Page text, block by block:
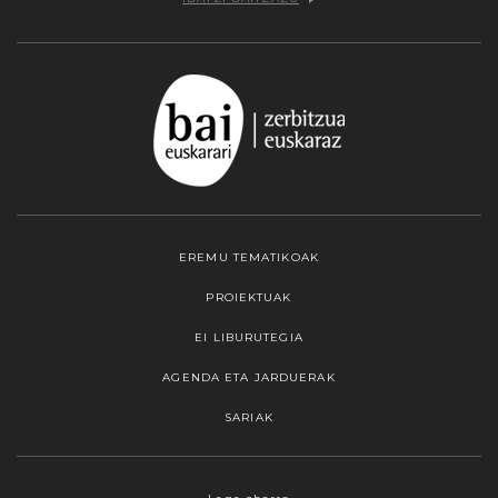
EREMU TEMATIKOAK
PROIEKTUAK
EI LIBURUTEGIA
AGENDA ETA JARDUERAK
SARIAK